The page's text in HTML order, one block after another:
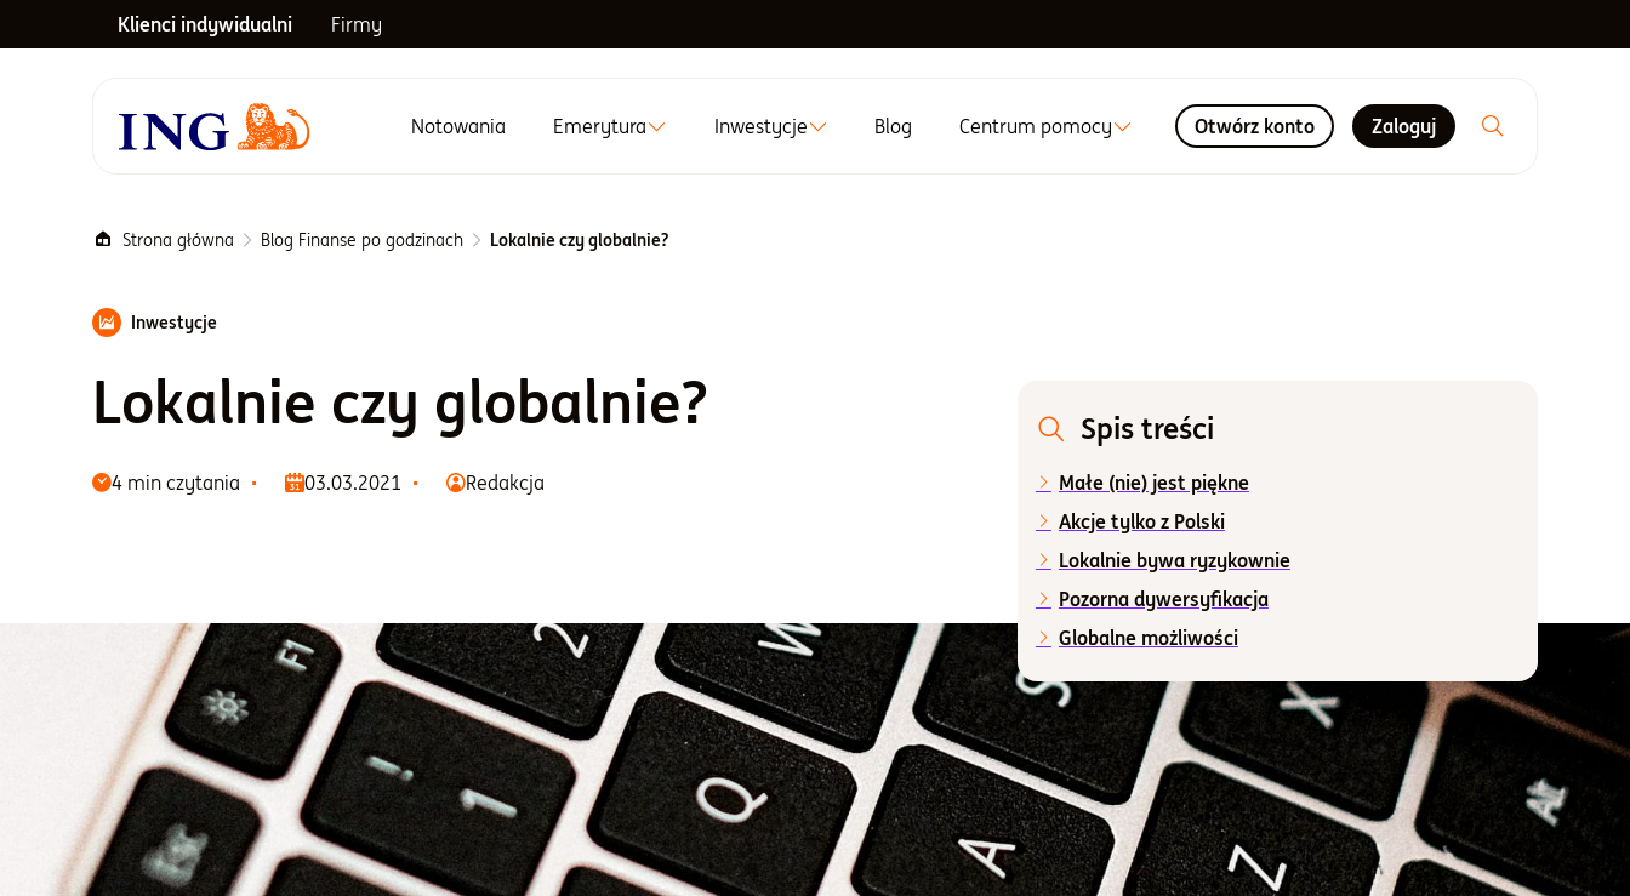
Klienci indywidualni Firmy
Menu główne
Notowania Emerytura Inwestycje Blog Centrum pomocy Otwórz konto Zaloguj
Strona główna Blog Finanse po godzinach Lokalnie czy globalnie?
Inwestycje
Lokalnie czy globalnie?
4 min czytania 03.03.2021 Redakcja
Spis treści
Małe (nie) jest piękne
Akcje tylko z Polski
Lokalnie bywa ryzykownie
Pozorna dywersyfikacja
Globalne możliwości